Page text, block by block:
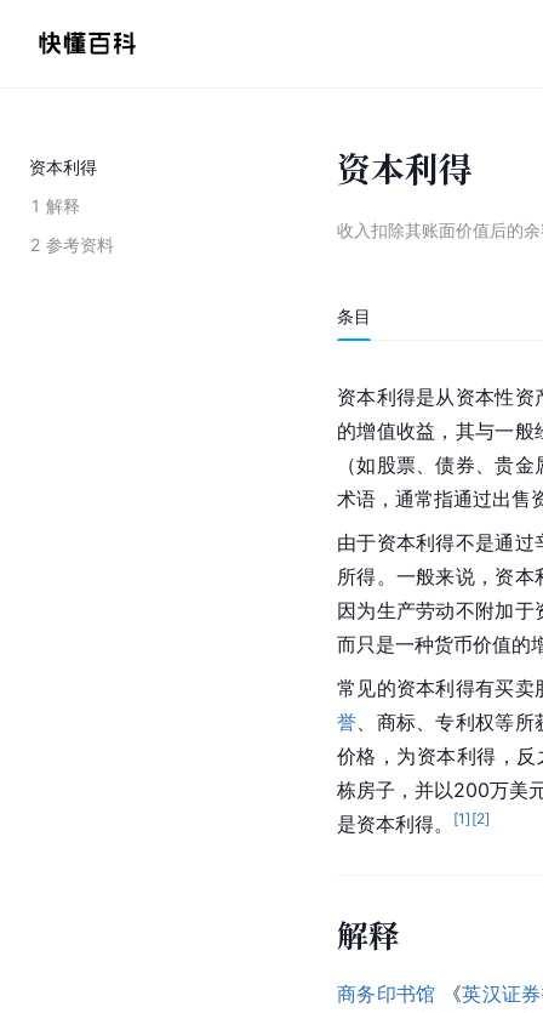
资本利得
1 解释
2 参考资料
资本利得
收入扣除其账面价值后的
条目
资本利得是从资本性
的增值收益，其与一
（如股票、债券、贵
术语，通常指通过出售
由于资本利得不是通
所得。一般来说，资
因为生产劳动不附加
而只是一种货币价值的
常见的资本利得有买
誉 、商标、专利权等
价格，为资本利得，
栋房子，并以200万美
是资本利得。
[1] [2]
解释
商务印书馆 《英汉证